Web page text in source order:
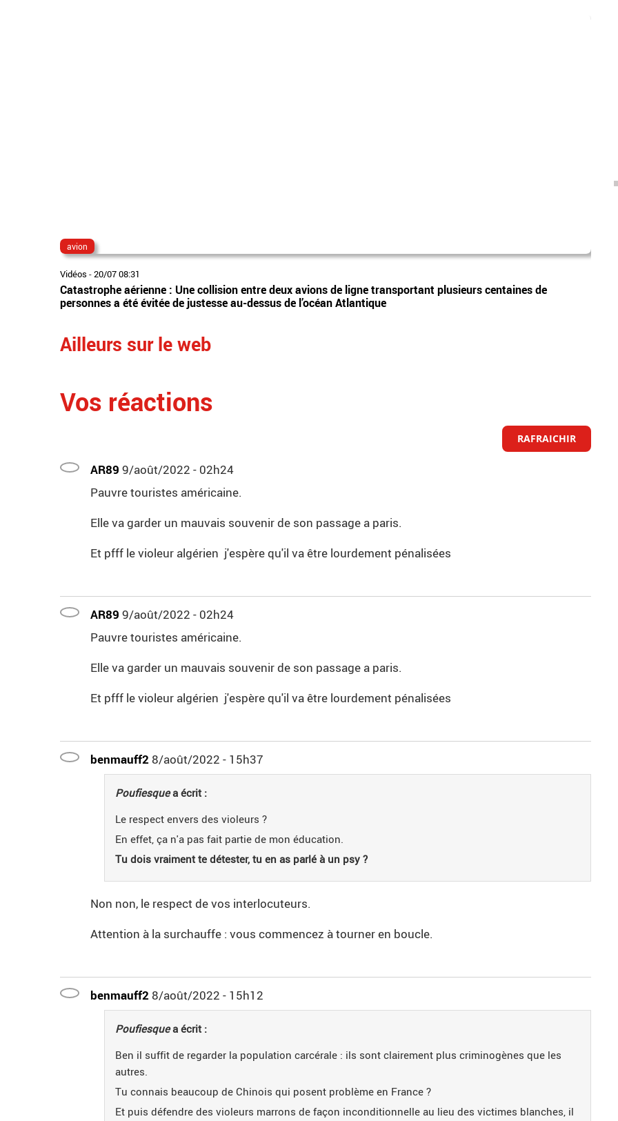
avion
Vidéos -20/07 08:31
Catastrophe aérienne : Une collision entre deux avions de ligne transportant plusieurs centaines de
personnes a été évitée de justesse au-dessus de l’océan Atlantique
Ailleurs sur le web
Vos réactions
RAFRAICHIR
AR89 9/août/2022 - 02h24
Pauvre touristes américaine.
Elle va garder un mauvais souvenir de son passage a paris.
Et pfff le violeur algérien j'espère qu'il va être lourdement pénalisées
AR89 9/août/2022 - 02h24
Pauvre touristes américaine.
Elle va garder un mauvais souvenir de son passage a paris.
Et pfff le violeur algérien j'espère qu'il va être lourdement pénalisées
benmauff2 8/août/2022 - 15h37
Poufiesquea écrit :
Le respect envers des violeurs ?
En effet, ça n'a pas fait partie de mon éducation.
Tu dois vraiment te détester, tu en as parlé à un psy ?
Non non, le respect de vos interlocuteurs.
Attention à la surchauffe : vous commencez à tourner en boucle.
benmauff2 8/août/2022 - 15h12
Poufiesquea écrit :
Ben il suffit de regarder la population carcérale : ils sont clairement plus criminogènes que les
autres.
Tu connais beaucoup de Chinois qui posent problème en France ?
Et puis défendre des violeurs marrons de façon inconditionnelle au lieu des victimes blanches, il